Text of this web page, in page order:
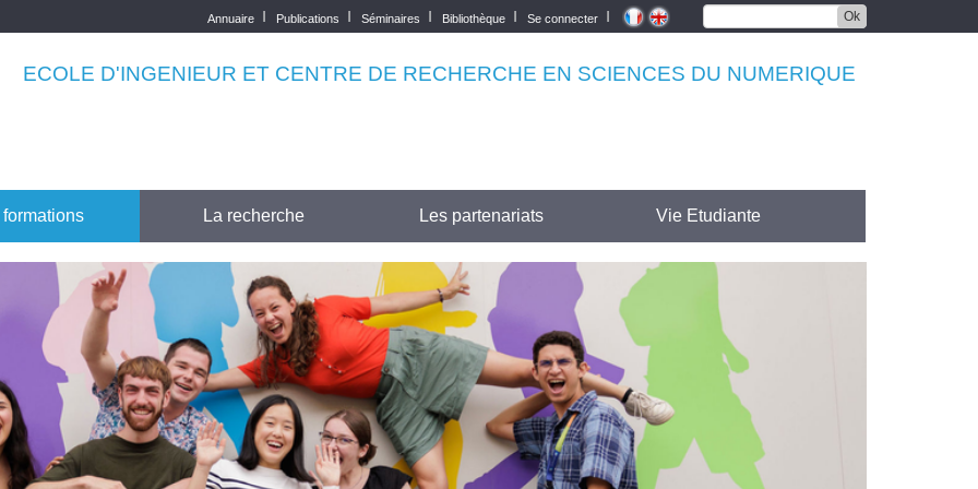
Ok
Top
Annuaire Publications Séminaires Bibliothèque Se connecter
ECOLE D'INGENIEUR ET CENTRE DE RECHERCHE EN SCIENCES DU NUMERIQUE
formations La recherche Les partenariats Vie Etudiante